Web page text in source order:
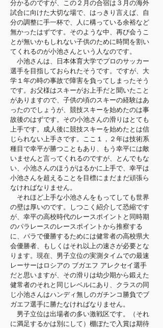
分かるのですが、この２月の合宿は３月の海外
試合に向けた大切な場で、はっきり言えば、自
分の調整に手一杯で、人に構っている余裕など
無かったはずです。そのような中、再び会うこ
とが無いかもしれない子供のために時間を割い
てくれるのが小池さんという人なのです。
小池さんは、日本体育大学でプロのサッカー
選手を目指しておられたそうです。ですが、大
学１年の時の事故で障害を負ってしまったそう
です。お父様はスキーがお上手だと聞いたこと
がありますので、子供の頃のスキーの経験はあ
ったのでしょうが、競技スキーを始めたのは事
故後のはずです。その小池さんの滑りはとても
上手です。成人後に競技スキーを始めたとは信
じられない上手さです。ここ１，２年は技術系
種目で幸平が勝つこともあり、もう幸平には敵
いませんと言ってくれるのですが、とんでもな
い、小池さんのほうがはるかに上手で、幸平は
小池さんを超えることを目標にまだまだ頑張ら
なければなりません。
それほど上手な小池さんをもってしても世界
の壁は厚いのです。しつこく紹介して恐縮です
が、幸平の高校時代のレースポイントと同時期
のパラレースのレースポイントから推察する
に、パラで優勝するためには健常者の高校県大
会優勝者、もしくはそれ以上の速さが必要とな
ります。現在、男子立位の実測タイムでの最速
レーサーはロシアの ブガエフ アレクセイ選手
だと思いますが、その滑りは幼少期から鍛えた
健常者のそれと同じレベルにあり、クラスの同
じ小池さんはハンディ無しのガチンコ勝負でブ
ガエフ選手に勝たなければなりません。
男子立位は出場者の多い激戦区です。（それ
に満足するかは別にして）棚ぼたで入賞は期待